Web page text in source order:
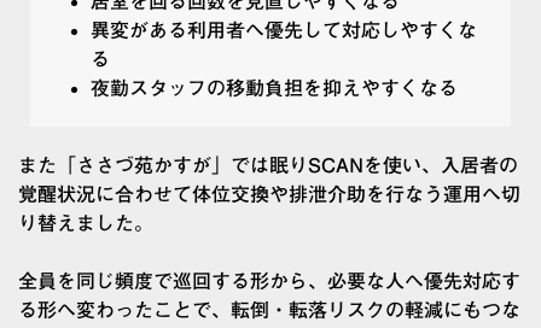
異変がある利用者へ優先して対応しやすくな
る
夜勤スタッフの移動負担を抑えやすくなる
また「ささづ苑かすが」では眠りSCANを使い、入居者の
覚醒状況に合わせて体位交換や排泄介助を行なう運用へ切
り替えました。
全員を同じ頻度で巡回する形から、必要な人へ優先対応す
る形へ変わったことで、転倒・転落リスクの軽減にもつな